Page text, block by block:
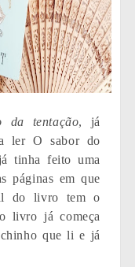
da tentação, já
ler O sabor do
tinha feito uma
páginas em que
do livro tem o
livro já começa
que li e já